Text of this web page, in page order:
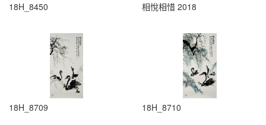
18H_8450 相悅相惜 2018
18H_8709 18H_8710